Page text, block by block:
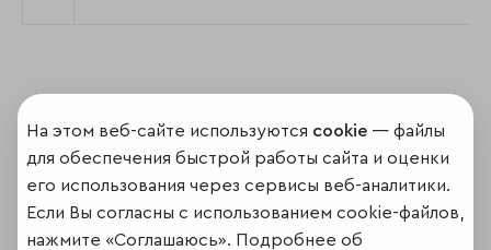
Поделиться
На этом веб-сайте используются cookie — файлы
для обеспечения быстрой работы сайта и оценки
его использования через сервисы веб-аналитики.
Если Вы согласны с использованием cookie-файлов,
нажмите «Соглашаюсь». Подробнее об